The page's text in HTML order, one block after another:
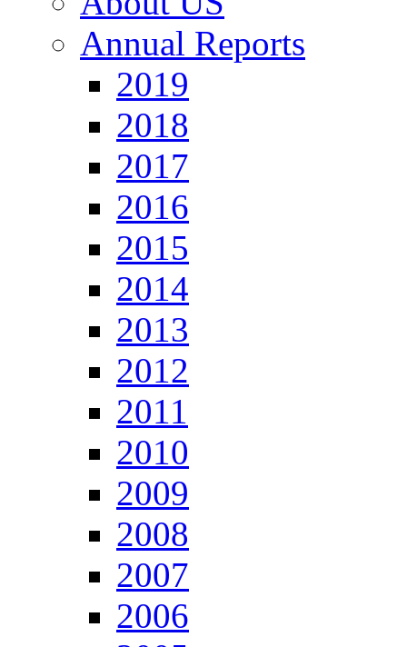
Annual Reports
2019
2018
2017
2016
2015
2014
2013
2012
2011
2010
2009
2008
2007
2006